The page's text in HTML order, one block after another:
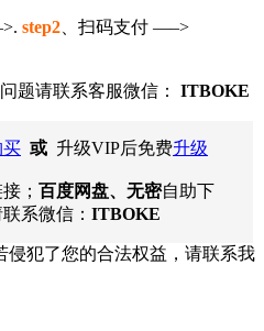
step2 、扫码支付 —–>
题请联系客服微信： ITBOKE
买 或 升级VIP后免费升级
； 百度网盘、无密自助下
系微信： ITBOKE
侵犯了您的合法权益，请联系我